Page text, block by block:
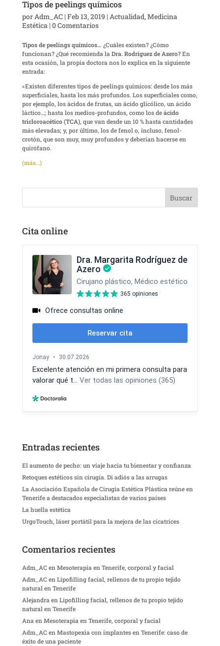
Tipos de peelings químicos
porAdm_AC| Feb 13, 2019 | Actualidad,Medicina
Estética| 0 Comentarios
Tipos de peelings químicos… ¿Cuáles existen? ¿Cómo
funcionan? ¿Qué recomienda la Dra. Rodríguez de Azero? En
esta ocasión, la propia doctora nos lo explica en la siguiente
entrada:
«Existen diferentes tipos de peelings químicos: desde los más
superficiales, hasta los más profundos. Los superficiales como,
por ejemplo, los ácidos de frutas, un ácido glicólico, un ácido
láctico…; hasta los medios-profundos, como los deácido
tricloroacético (TCA), que van desde un 10 % hasta cantidades
más elevadas; y, por último, los de fenol o, incluso, fenol-
crotón, que son muy, muy profundos y deberían hacerse en
quirófano.
(más…)
Cita online
Entradas recientes
El aumento de pecho: un viaje hacia tu bienestar y confianza
Retoques estéticos sin cirugía. Di adiós a las arrugas
La Asociación Española de Cirugía Estética Plástica reúne en
Tenerife a destacados especialistas de varios países
La huella estética
UrgoTouch, láser portátil para la mejora de las cicatrices
Comentarios recientes
Adm_AC en Mesoterapia en Tenerife, corporal y facial
Adm_AC en Lipofilling facial, rellenos de tu propio tejido
natural en Tenerife
Alejandra en Lipofilling facial, rellenos de tu propio tejido
natural en Tenerife
Ana en Mesoterapia en Tenerife, corporal y facial
Adm_AC en Mastopexia con implantes en Tenerife: caso de
éxito de una paciente